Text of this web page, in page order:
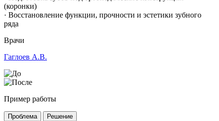
(коронки)
· Восстановление функции, прочности и эстетики зубного
ряда
Врачи
Гаглоев А.В.
Пример работы
Проблема Решение